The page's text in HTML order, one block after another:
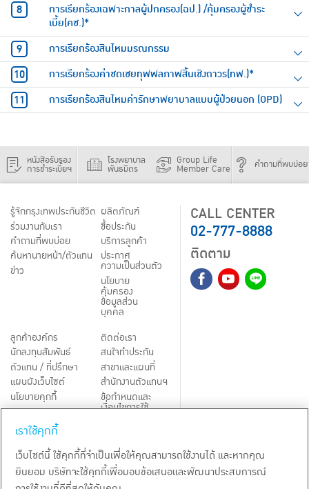
การเรียกร้องเฉพาะกาลผู้ปกครอง(ฉป.) /คุ้มครองผู้ชำระ
เบี้ย(คช.)*
การเรียกร้องสินไหมมรณกรรม
การเรียกร้องค่าชดเชยทุพพลภาพสิ้นเชิงถาวร(ทพ.)*
การเรียกร้องสินไหมค่ารักษาพยาบาลแบบผู้ป่วยนอก (OPD)
หนังสือรับรอง
การชำระเบี้ยฯ
โรงพยาบาล
พันธมิตร
Group Life
Member Care คำถามที่พบบ่อย
รู้จักกรุงเทพประกันชีวิต
ร่วมงานกับเรา
คำถามที่พบบ่อย
ค้นหานายหน้า/ตัวแทน
ข่าว
ผลิตภัณฑ์
ชื้อประกัน
บริการลูกค้า
ประกาศ
ความเป็นส่วนตัว
นโยบาย
คุ้มครอง
ข้อมูลส่วน
บุคคล
ลูกค้าองค์กร
นักลงทุนสัมพันธ์
ตัวแทน / ที่ปรึกษา
แผนผังเว็บไซต์
นโยบายคุกกี้
Third-Party Notices
ติดต่อเรา
สนใจทำประกัน
สาขาและแผนที่
สำนักงานตัวแทนฯ
ข้อกำหนดและ
เงื่อนไขการใช้
CALL CENTER
02-777-8888
ติดตาม
TH EN
สงวนลิขสิทธิ์ พ.ศ.2569
เราใช้คุกกี้
เว็บไซต์นี้ ใช้คุกกี้ที่จำเป็นเพื่อให้คุณสามารถใช้งานได้ และหากคุณ
ยินยอม บริษัทจะใช้คุกกี้เพื่อมอบข้อเสนอและพัฒนาประสบการณ์